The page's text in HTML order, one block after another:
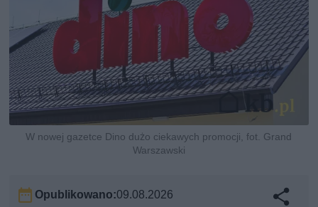
W nowej gazetce Dino dużo ciekawych promocji, fot. Grand
Warszawski
Opublikowano:09.08.2026